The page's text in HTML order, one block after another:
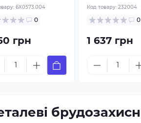
6X0573.004
0
грн
Код товару: 232004
0
1 637 грн